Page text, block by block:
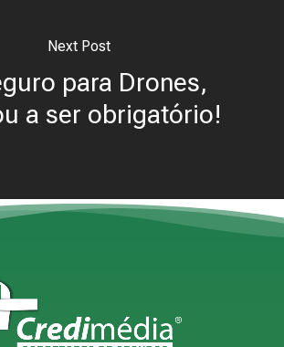
Next Post
para Drones,
a ser obrigatório!